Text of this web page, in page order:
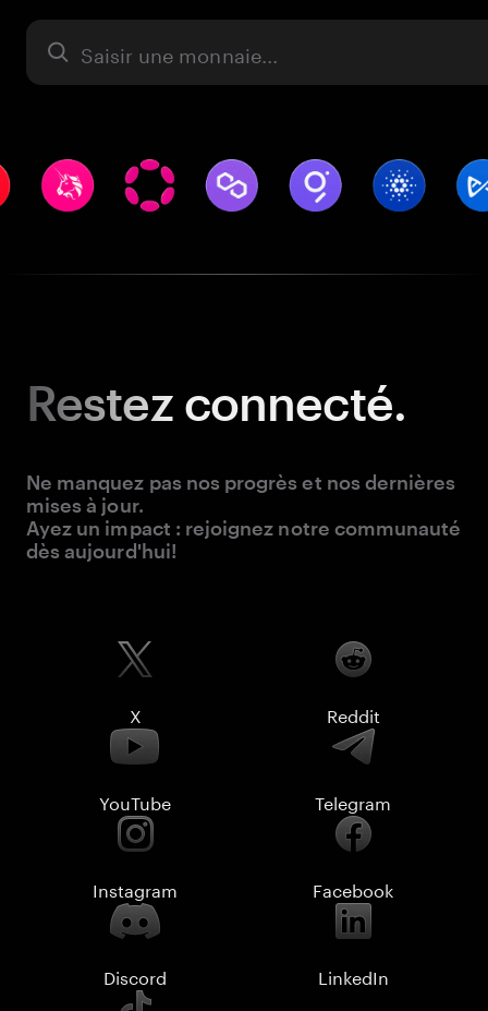
Actifs
Restezconnecté.
Ne manquez pas nos progrès et nos dernières
mises à jour.
Ayez un impact : rejoignez notre communauté
dès aujourd'hui!
X Reddit
YouTube Telegram
Instagram Facebook
Discord LinkedIn